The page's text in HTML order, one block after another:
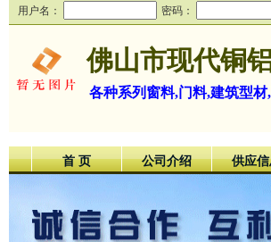
用户名： 密码：
佛山市现代铜
各种系列窗料,门料,建筑型
首 页 公司介绍 供应